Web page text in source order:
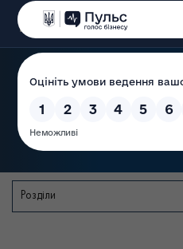
Розділи